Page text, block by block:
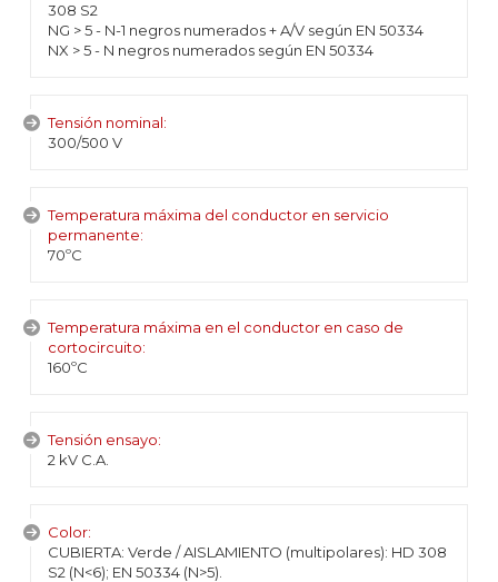
308 S2
NG > 5 - N-1 negros numerados + A/V según EN 50334
NX > 5 - N negros numerados según EN 50334
Tensión nominal:
300/500 V
Temperatura máxima del conductor en servicio
permanente:
70ºC
Temperatura máxima en el conductor en caso de
cortocircuito:
160ºC
Tensión ensayo:
2 kV C.A.
Color:
CUBIERTA: Verde / AISLAMIENTO (multipolares): HD 308
S2 (N<6); EN 50334 (N>5).